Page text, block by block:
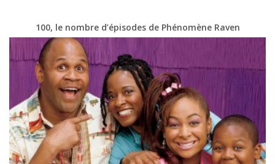
100, le nombre d’épisodes de Phénomène Raven